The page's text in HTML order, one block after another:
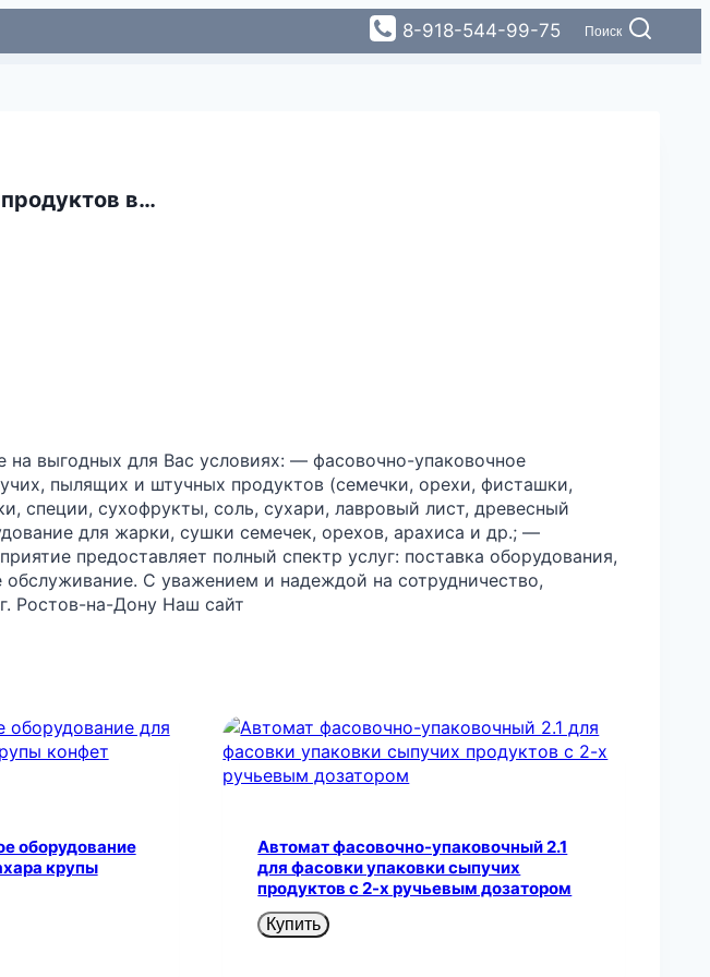
8-918-544-99-75 Поиск
в…
на выгодных для Вас условиях: — фасовочно-упаковочное
пылящих и штучных продуктов (семечки, орехи, фисташки,
специи, сухофрукты, соль, сухари, лавровый лист, древесный
для жарки, сушки семечек, орехов, арахиса и др.; —
предоставляет полный спектр услуг: поставка оборудования,
обслуживание. С уважением и надеждой на сотрудничество,
Ростов-на-Дону Наш сайт
оборудование
крупы
Автомат фасовочно-упаковочный 2.1
для фасовки упаковки сыпучих
продуктов с 2-х ручьевым дозатором
Купить